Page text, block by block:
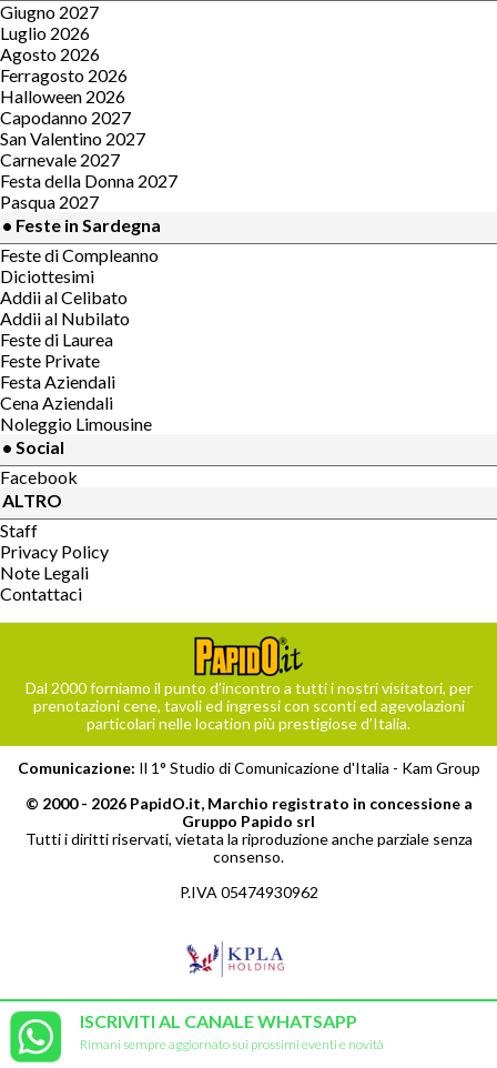
ISCRIVITI AL CANALE WHATSAPP
Rimani sempre aggiornato sui prossimi eventi e novità
Giugno 2027
Luglio 2026
Agosto 2026
Ferragosto 2026
Halloween 2026
Capodanno 2027
San Valentino 2027
Carnevale 2027
Festa della Donna 2027
Pasqua 2027
• Feste in Sardegna
Feste di Compleanno
Diciottesimi
Addii al Celibato
Addii al Nubilato
Feste di Laurea
Feste Private
Festa Aziendali
Cena Aziendali
Noleggio Limousine
• Social
Facebook
ALTRO
Staff
Privacy Policy
Note Legali
Contattaci
Dal 2000 forniamo il punto d’incontro a tutti i nostri visitatori, per
prenotazioni cene, tavoli ed ingressi con sconti ed agevolazioni
particolari nelle location più prestigiose d’Italia.
Comunicazione: Il 1° Studio di Comunicazione d'Italia - Kam Group
© 2000 - 2026 PapidO.it, Marchio registrato in concessione a
Gruppo Papido srl
Tutti i diritti riservati, vietata la riproduzione anche parziale senza
consenso.
P.IVA 05474930962